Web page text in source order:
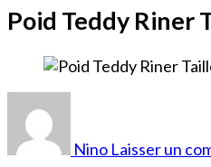
Poid Teddy Riner
Nino Laisser un